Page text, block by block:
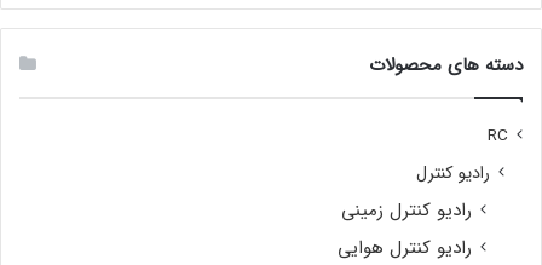
دسته های محصولات
RC
رادیو کنترل
رادیو کنترل زمینی
رادیو کنترل هوایی